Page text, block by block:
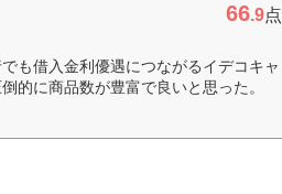
66.9点
も借入金利優遇につながるイデコキャ
的に商品数が豊富で良いと思った。